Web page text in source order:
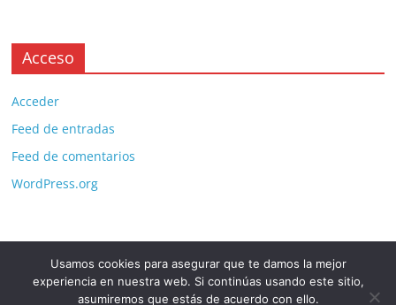
Acceso
Acceder
Feed de entradas
Feed de comentarios
WordPress.org
Copyright © 2026 . All rights reserved.
ColorMag Pro by ThemeGrill. Powered byWordPress.
Usamos cookies para asegurar que te damos la mejor
experiencia en nuestra web. Si continúas usando este sitio,
asumiremos que estás de acuerdo con ello.